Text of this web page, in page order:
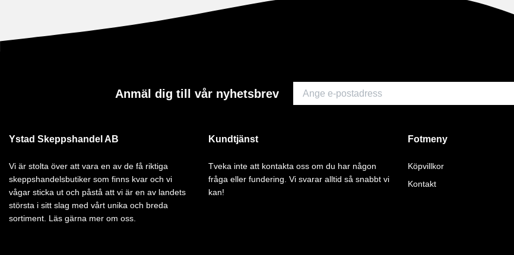
Anmäl dig till vår nyhetsbrev
Ystad Skeppshandel AB
Vi är stolta över att vara en av de få riktiga
skeppshandelsbutiker som finns kvar och vi
vågar sticka ut och påstå att vi är en av landets
största i sitt slag med vårt unika och breda
sortiment. Läs gärna mer om oss.
Kundtjänst
Tveka inte att kontakta oss om du har någon
fråga eller fundering. Vi svarar alltid så snabbt vi
kan!
Fotmeny
Köpvillkor
Kontakt